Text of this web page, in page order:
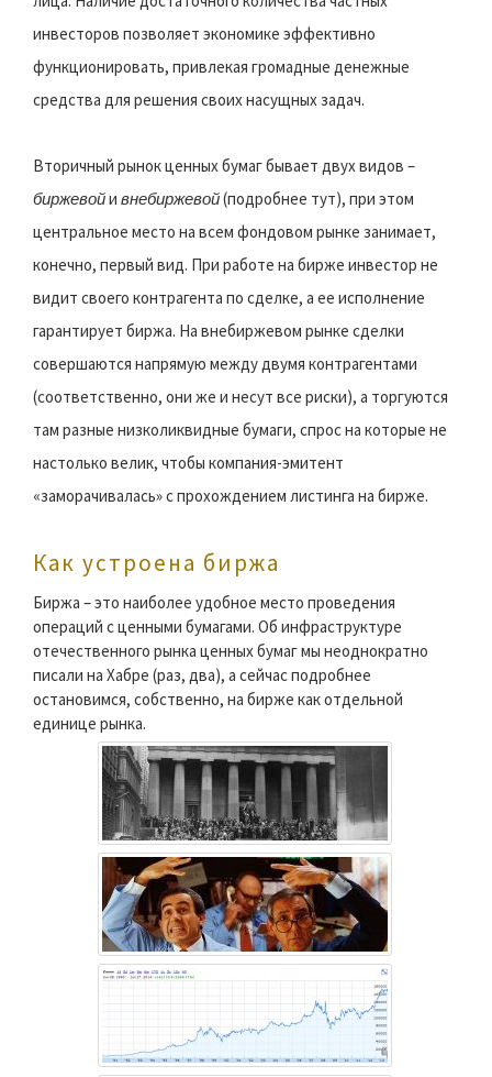
инвесторов позволяет экономике эффективно
функционировать, привлекая громадные денежные
средства для решения своих насущных задач.
Вторичный рынок ценных бумаг бывает двух видов –
биржевойи внебиржевой(подробнее тут), при этом
центральное место на всем фондовом рынке занимает,
конечно, первый вид. При работе на бирже инвестор не
видит своего контрагента по сделке, а ее исполнение
гарантирует биржа. На внебиржевом рынке сделки
совершаются напрямую между двумя контрагентами
(соответственно, они же и несут все риски), а торгуются
там разные низколиквидные бумаги, спрос на которые не
настолько велик, чтобы компания-эмитент
«заморачивалась» с прохождением листинга на бирже.
Как устроена биржа
Биржа – это наиболее удобное место проведения
операций с ценными бумагами. Об инфраструктуре
отечественного рынка ценных бумаг мы неоднократно
писали на Хабре (раз, два), а сейчас подробнее
остановимся, собственно, на бирже как отдельной
единице рынка.